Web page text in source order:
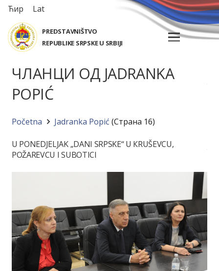
Ћир Lat
PREDSTAVNIŠTVO
REPUBLIKE SRPSKE U SRBIJI
ЧЛАНЦИ ОД JADRANKA
POPIĆ
Početna Jadranka Popić (Страна 16)
U PONEDJELJAK „DANI SRPSKE“ U КRUŠEVCU,
POŽAREVCU I SUBOTICI